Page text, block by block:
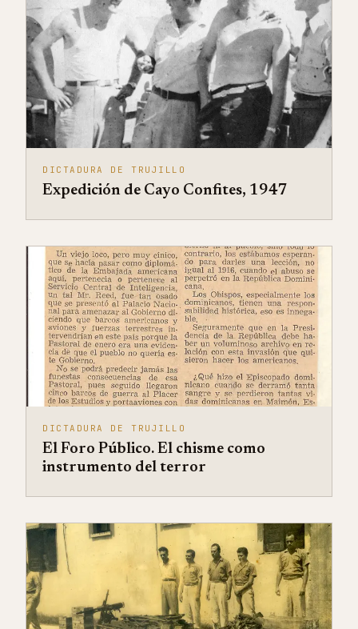
DICTADURA DE TRUJILLO
Expedición de Cayo Confites, 1947
DICTADURA DE TRUJILLO
El Foro Público. El chisme como
instrumento del terror